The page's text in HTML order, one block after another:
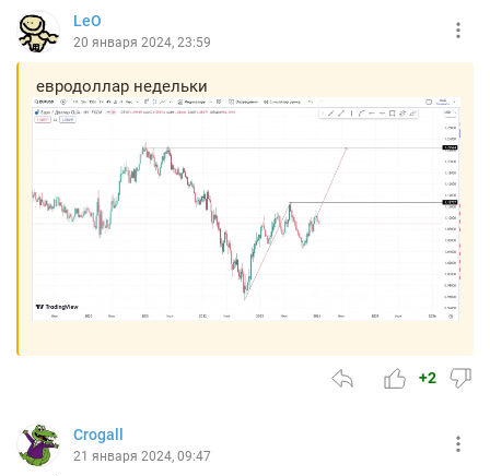
LeO
20 января 2024, 23:59
евродоллар недельки
+2
Crogall
21 января 2024, 09:47